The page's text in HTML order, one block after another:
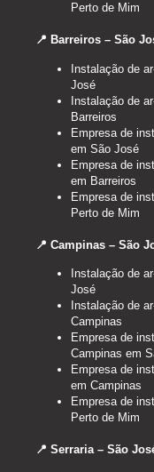
Perto de Mim
📍 Barreiros – São
Instalação de
José
Instalação de
Barreiros
Empresa de
em São José
Empresa de
em Barreiros
Empresa de
Perto de Mim
📍 Campinas – São
Instalação de
José
Instalação de
Campinas
Empresa de
Campinas em
Empresa de
em Campinas
Empresa de
Perto de Mim
📍 Serraria – São